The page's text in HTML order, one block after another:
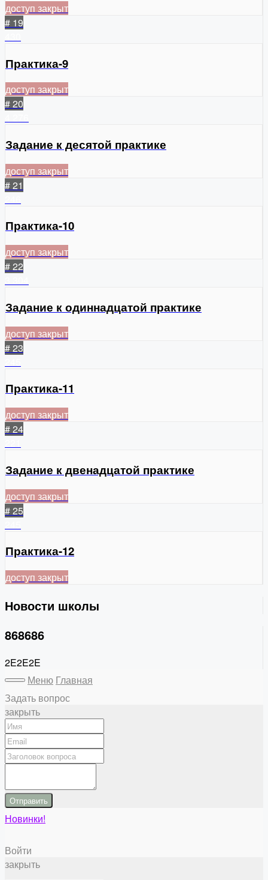
доступ закрыт
# 19
Практика-9
доступ закрыт
# 20
Задание к десятой практике
доступ закрыт
# 21
Практика-10
доступ закрыт
# 22
Задание к одиннадцатой практике
доступ закрыт
# 23
Практика-11
доступ закрыт
# 24
Задание к двенадцатой практике
доступ закрыт
# 25
Практика-12
доступ закрыт
Новости школы
868686
2E2E2E
Меню Главная
Задать вопрос
закрыть
Отправить
Новинки!
Войти
закрыть